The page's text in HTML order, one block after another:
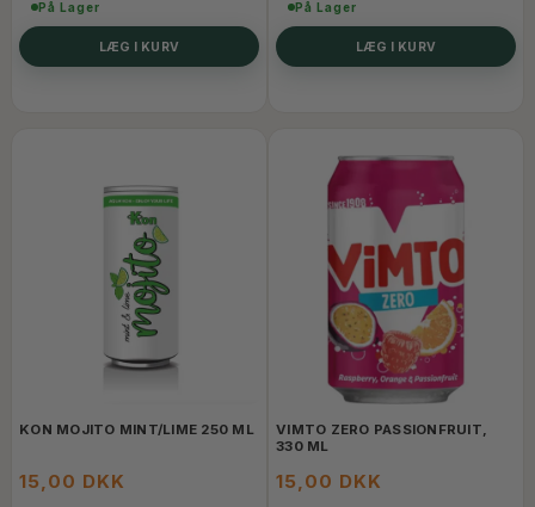
På Lager
LÆG I KURV
På Lager
LÆG I KURV
KON MOJITO MINT/LIME 250 ML
15,00 DKK
VIMTO ZERO PASSIONFRUIT,
330 ML
15,00 DKK